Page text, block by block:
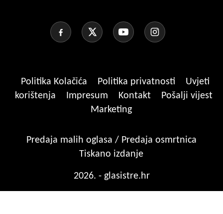
Politika Kolačića Politika privatnosti
Uvjeti
korištenja
Impresum Kontakt
Pošalji vijest
Marketing
Predaja malih oglasa / Predaja osmrtnica
Tiskano izdanje
2026. - glasistre.hr